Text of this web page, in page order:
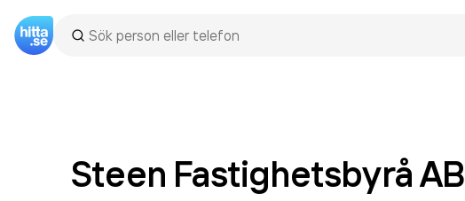
Steen FastighetsbyråAB